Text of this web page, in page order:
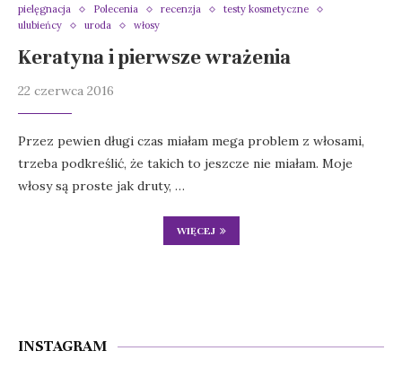
pielęgnacja Polecenia recenzja
testy kosmetyczne
ulubieńcy
uroda włosy
Keratyna i pierwsze wrażenia
22 czerwca 2016
Przez pewien długi czas miałam mega problem z włosami,
trzeba podkreślić, że takich to jeszcze nie miałam. Moje
włosy są proste jak druty, …
WIĘCEJ
INSTAGRAM